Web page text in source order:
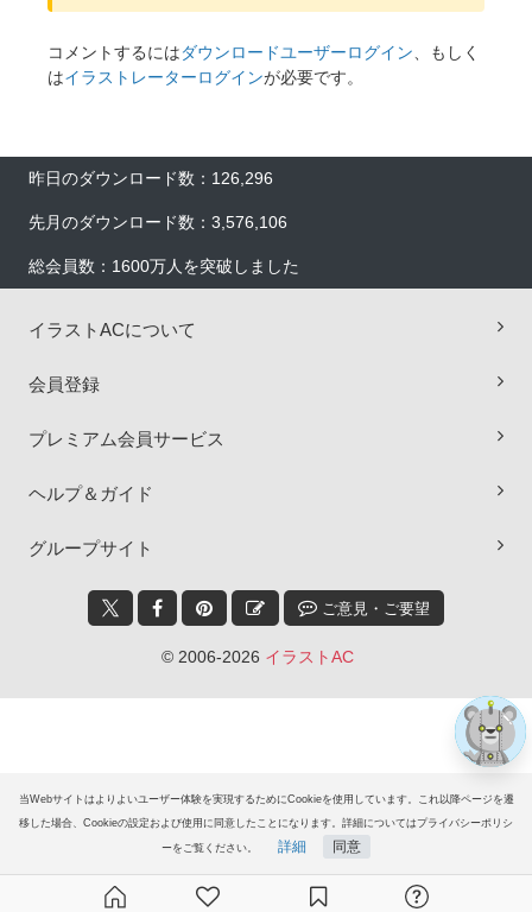
当Webサイトはよりよいユーザー体験を実現するためにCookieを使用しています。これ以降ページを遷
移した場合、Cookieの設定および使用に同意したことになります。詳細についてはプライバシーポリシ
ーをご覧ください。 詳細 同意
コメントするにはダウンロードユーザーログイン 、もしく
はイラストレーターログインが必要です。
昨日のダウンロード数：126,296
先月のダウンロード数：3,576,106
総会員数：1600万人を突破しました
イラストACについて
会員登録
プレミアム会員サービス
ヘルプ＆ガイド
グループサイト
ご意見・ご要望
© 2006-2026 イラストAC